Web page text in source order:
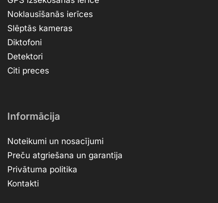
Noklausīšanās ierīces
Slēptās kameras
Diktofoni
Detektori
Citi preces
Informācija
Noteikumi un nosacījumi
Preču atgriešana un garantija
Privātuma politika
Kontakti